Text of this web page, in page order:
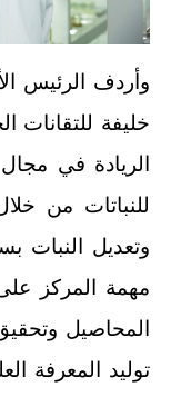
وأردف الرئيس
خليفة للتقانات
الريادة في مجال
للنباتات من
وتعديل النبات
مهمة المركز
المحاصيل
توليد المعرفة